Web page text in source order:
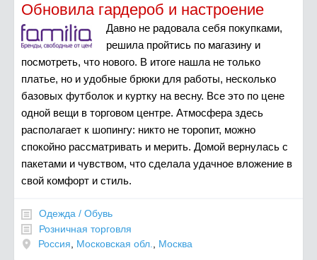
Обновила гардероб и настроение
Давно не радовала себя покупками,
решила пройтись по магазину и
посмотреть, что нового. В итоге нашла не только
платье, но и удобные брюки для работы, несколько
базовых футболок и куртку на весну. Все это по цене
одной вещи в торговом центре. Атмосфера здесь
располагает к шопингу: никто не торопит, можно
спокойно рассматривать и мерить. Домой вернулась с
пакетами и чувством, что сделала удачное вложение в
свой комфорт и стиль.
Одежда / Обувь
Розничная торговля
Россия
Московская обл. Москва